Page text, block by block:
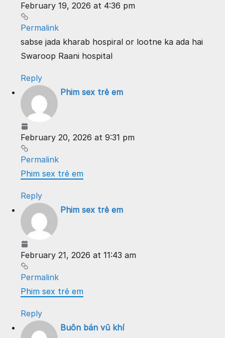
February 19, 2026 at 4:36 pm
Permalink
sabse jada kharab hospiral or lootne ka ada hai
Swaroop Raani hospital
Reply
Phim sex trẻ em
February 20, 2026 at 9:31 pm
Permalink
Phim sex trẻ em
Reply
Phim sex trẻ em
February 21, 2026 at 11:43 am
Permalink
Phim sex trẻ em
Reply
Buôn bán vũ khí